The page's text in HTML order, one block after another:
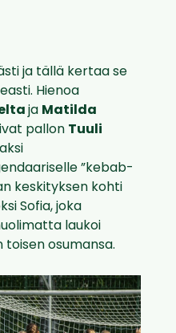
ja tällä kertaa se
Hienoa
ja Matilda
pallon Tuuli
”kebab-
keskityksen kohti
Sofia, joka
laukoi
toisen osumansa.